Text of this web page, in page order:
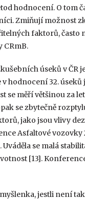
hodnocení. O tom
Zmiňují možnost
faktorů, často
CRmB.
úseků v ČR
hodnocení 32. úseků
se měří většinou za
se zbytečně
jako jsou vlivy
Asfaltové vozovky
Uváděla se malá
[13].
jestli není